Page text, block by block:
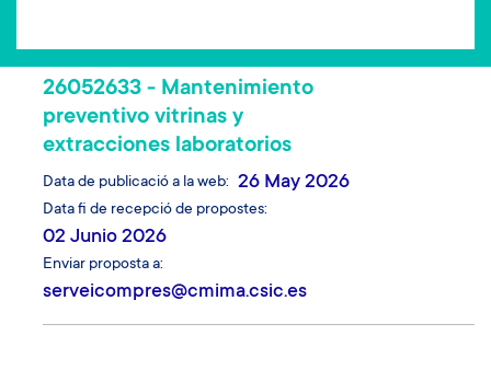
26052633 - Mantenimiento
preventivo vitrinas y
extracciones laboratorios
Data de publicació a la web 26 May 2026
Data fi de recepció de propostes
02 Junio 2026
Enviar proposta a
serveicompres@cmima.csic.es